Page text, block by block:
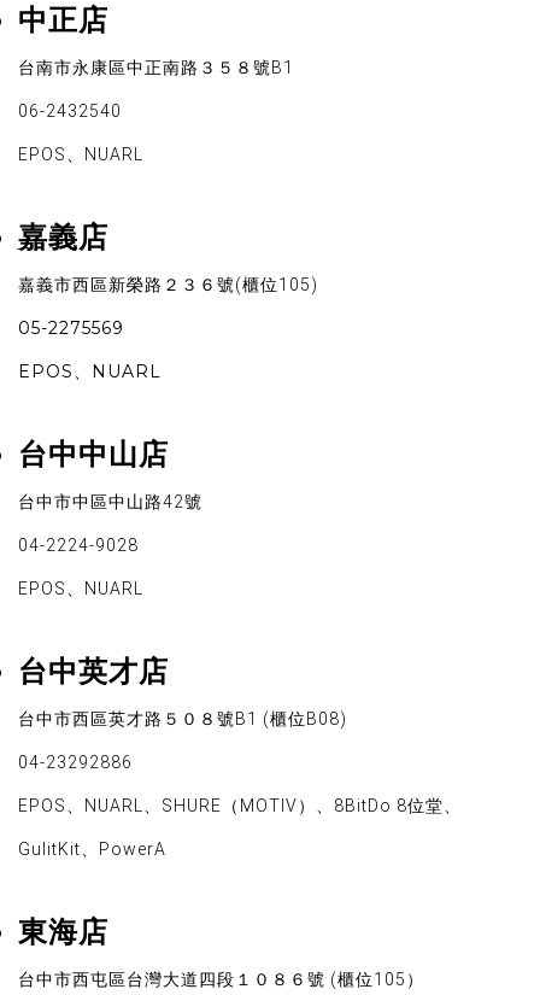
中正店
台南市永康區中正南路３５８號B1
06-2432540
EPOS、NUARL
嘉義店
嘉義市西區新榮路２３６號(櫃位105)
05-2275569
EPOS、NUARL
台中中山店
台中市中區中山路42號
04-2224-9028
EPOS、NUARL
台中英才店
台中市西區英才路５０８號B1 (櫃位B08)
04-23292886
EPOS、NUARL、SHURE（MOTIV）、8BitDo 8位堂、
GulitKit、PowerA
東海店
台中市西屯區台灣大道四段１０８６號 (櫃位105）